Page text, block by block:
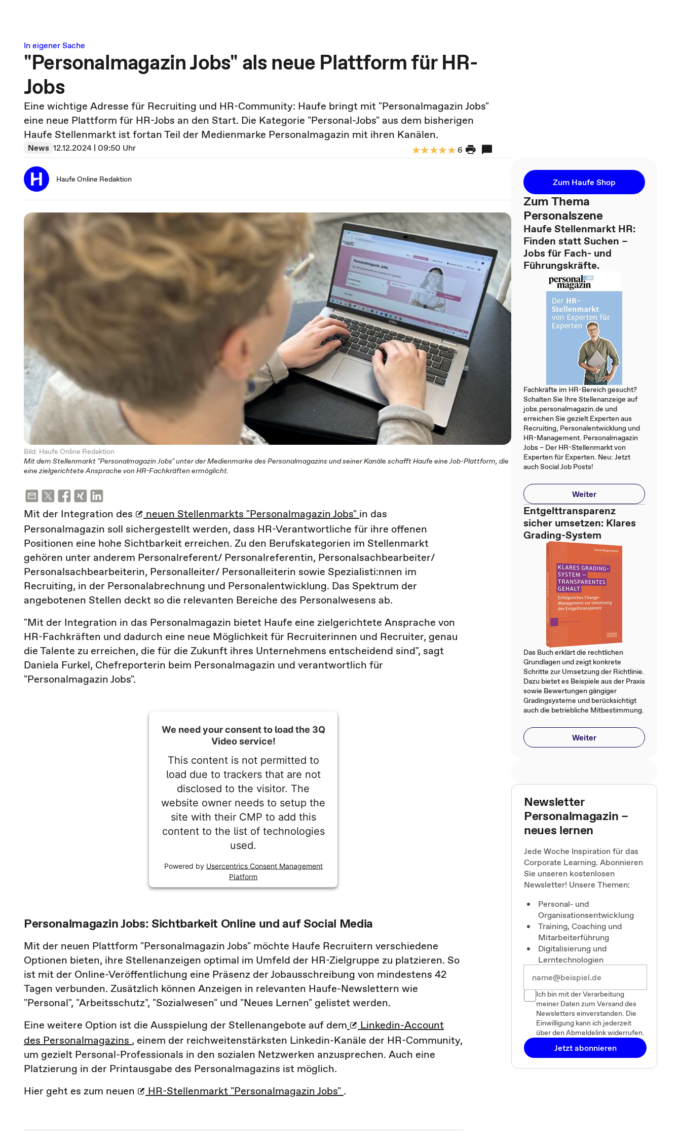
In eigener Sache
"Personalmagazin Jobs" als neue Plattform für HR-
Jobs
Eine wichtige Adresse für Recruiting und HR-Community: Haufe bringt mit "Personalmagazin Jobs"
eine neue Plattform für HR-Jobs an den Start. Die Kategorie "Personal-Jobs" aus dem bisherigen
Haufe Stellenmarkt ist fortan Teil der Medienmarke Personalmagazin mit ihren Kanälen.
News 12.12.2024 | 09:50 Uhr 6
Haufe Online Redaktion
Bild: Haufe Online Redaktion
Mit dem Stellenmarkt "Personalmagazin Jobs" unter der Medienmarke des Personalmagazins und seiner Kanäle schafft Haufe eine Job-Plattform, die
eine zielgerichtete Ansprache von HR-Fachkräften ermöglicht.
Mit der Integration des neuen Stellenmarkts "Personalmagazin Jobs" in das
Personalmagazin soll sichergestellt werden, dass HR-Verantwortliche für ihre offenen
Positionen eine hohe Sichtbarkeit erreichen. Zu den Berufskategorien im Stellenmarkt
gehören unter anderem Personalreferent/ Personalreferentin, Personalsachbearbeiter/
Personalsachbearbeiterin, Personalleiter/ Personalleiterin sowie Spezialisti:nnen im
Recruiting, in der Personalabrechnung und Personalentwicklung. Das Spektrum der
angebotenen Stellen deckt so die relevanten Bereiche des Personalwesens ab.
"Mit der Integration in das Personalmagazin bietet Haufe eine zielgerichtete Ansprache von
HR-Fachkräften und dadurch eine neue Möglichkeit für Recruiterinnen und Recruiter, genau
die Talente zu erreichen, die für die Zukunft ihres Unternehmens entscheidend sind", sagt
Daniela Furkel, Chefreporterin beim Personalmagazin und verantwortlich für
"Personalmagazin Jobs".
We need your consent to load the 3Q
Video service!
This content is not permitted to
load due to trackers that are not
disclosed to the visitor. The
website owner needs to setup the
site with their CMP to add this
content to the list of technologies
used.
Powered by Usercentrics Consent Management
Platform
Personalmagazin Jobs: Sichtbarkeit Online und auf Social Media
Mit der neuen Plattform "Personalmagazin Jobs" möchte Haufe Recruitern verschiedene
Optionen bieten, ihre Stellenanzeigen optimal im Umfeld der HR-Zielgruppe zu platzieren. So
ist mit der Online-Veröffentlichung eine Präsenz der Jobausschreibung von mindestens 42
Tagen verbunden. Zusätzlich können Anzeigen in relevanten Haufe-Newslettern wie
"Personal", "Arbeitsschutz", "Sozialwesen" und "Neues Lernen" gelistet werden.
Eine weitere Option ist die Ausspielung der Stellenangebote auf dem
Linkedin-Account
des Personalmagazins , einem der reichweitenstärksten Linkedin-Kanäle der HR-Community,
um gezielt Personal-Professionals in den sozialen Netzwerken anzusprechen. Auch eine
Platzierung in der Printausgabe des Personalmagazins ist möglich.
Hier geht es zum neuen
HR-Stellenmarkt "Personalmagazin Jobs" .
Zum Haufe Shop
Zum Thema
Personalszene
Haufe Stellenmarkt HR:
Finden statt Suchen –
Jobs für Fach- und
Führungskräfte.
Fachkräfte im HR-Bereich gesucht?
Schalten Sie Ihre Stellenanzeige auf
jobs.personalmagazin.de und
erreichen Sie gezielt Experten aus
Recruiting, Personalentwicklung und
HR-Management. Personalmagazin
Jobs – Der HR-Stellenmarkt von
Experten für Experten. Neu: Jetzt
auch Social Job Posts!
Weiter
Entgelttransparenz
sicher umsetzen: Klares
Grading-System
Das Buch erklärt die rechtlichen
Grundlagen und zeigt konkrete
Schritte zur Umsetzung der Richtlinie.
Dazu bietet es Beispiele aus der Praxis
sowie Bewertungen gängiger
Gradingsysteme und berücksichtigt
auch die betriebliche Mitbestimmung.
Weiter
Newsletter
Personalmagazin –
neues lernen
Jede Woche Inspiration für das
Corporate Learning. Abonnieren
Sie unseren kostenlosen
Newsletter! Unsere Themen:
Personal- und
Organisationsentwicklung
Training, Coaching und
Mitarbeiterführung
Digitalisierung und
Lerntechnologien
Ich bin mit der Verarbeitung
meiner Daten zum Versand des
Newsletters einverstanden. Die
Einwilligung kann ich jederzeit
über den Abmeldelink widerrufen.
Jetzt abonnieren